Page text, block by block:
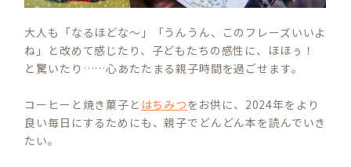
大人も「なるほどな～」「うんうん、このフレーズいいよ
ね」と改めて感じたり、子どもたちの感性に、ほほぅ！
と驚いたり……心あたたまる親子時間を過ごせます。
コーヒーと焼き菓子と はちみつをお供に、2024年をより
良い毎日にするためにも、親子でどんどん本を読んでいき
たい。